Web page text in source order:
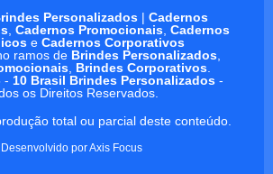
Personalizados| Cadernos
, Cadernos Promocionais, Cadernos
e Cadernos Corporativos
ramos de Brindes Personalizados,
, Brindes Corporativos.
- 10 Brasil Brindes Personalizados -
os Direitos Reservados.
total ou parcial deste conteúdo.
Desenvolvido porAxis Focus